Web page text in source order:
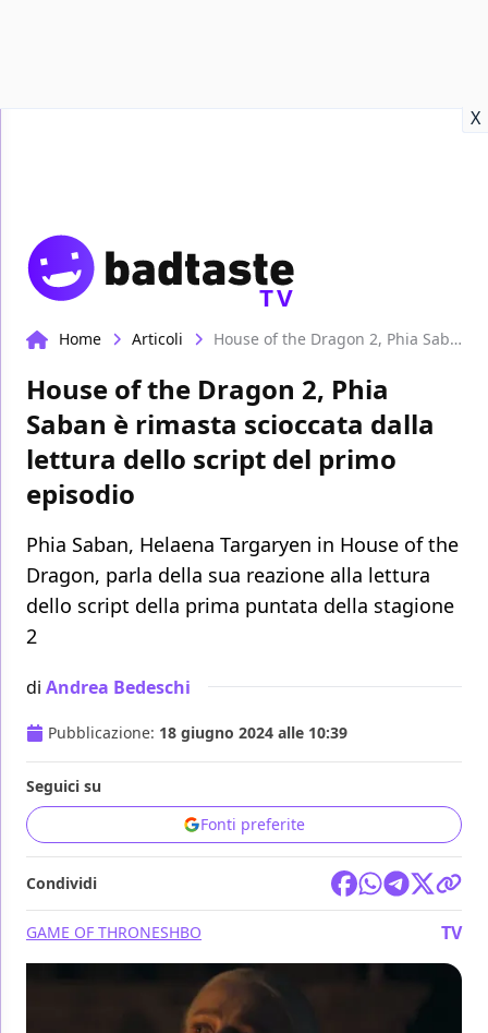
X
TV
Home Articoli House of the Dragon 2, Phia Saban è rimasta scioccata dalla lettura dello script del primo episodio
House of the Dragon 2, Phia
Saban è rimasta scioccata dalla
lettura dello script del primo
episodio
Phia Saban, Helaena Targaryen in House of the
Dragon, parla della sua reazione alla lettura
dello script della prima puntata della stagione
2
di Andrea Bedeschi
Pubblicazione: 18 giugno 2024 alle 10:39
Seguici su
Fonti preferite
Condividi
GAME OF THRONESHBO TV